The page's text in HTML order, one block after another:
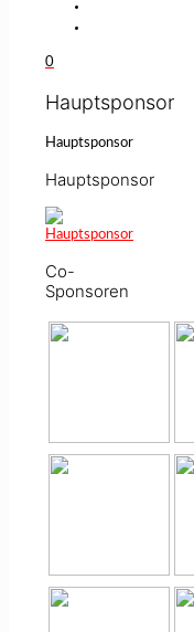
0
Hauptsponsor
Hauptsponsor
Hauptsponsor
Co-
Sponsoren